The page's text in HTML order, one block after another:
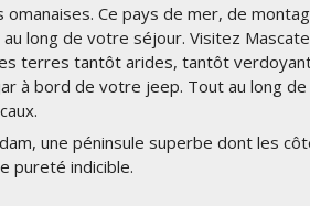
Ce pays de mer, de
long de votre séjour. Visitez
terres tantôt arides, tantôt
à bord de votre jeep. Tout au long
une péninsule superbe dont les
pureté indicible.